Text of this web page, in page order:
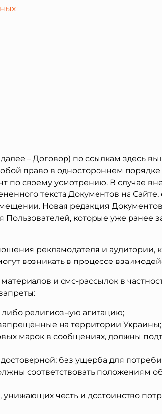
– Договор) по ссылкам здесь выше
право в одностороннем
по своему усмотрению. В случае
текста Документов на Сайте,
Новая редакция Документов
которые уже ранее
рекламодателя и аудитории,
возникать в процессе
и смс-рассылок в
религиозную агитацию;
на территории Украины;
марок в сообщениях, должны
без ущерба для
соответствовать положениям
честь и достоинство